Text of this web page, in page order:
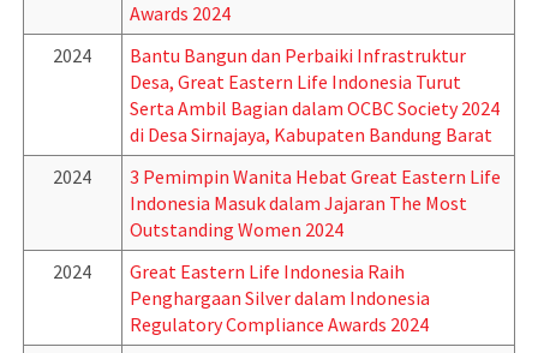
Awards 2024
2024
Bantu Bangun dan Perbaiki Infrastruktur
Desa, Great Eastern Life Indonesia Turut
Serta Ambil Bagian dalam OCBC Society 2024
di Desa Sirnajaya, Kabupaten Bandung Barat
2024
3 Pemimpin Wanita Hebat Great Eastern Life
Indonesia Masuk dalam Jajaran The Most
Outstanding Women 2024
2024
Great Eastern Life Indonesia Raih
Penghargaan Silver dalam Indonesia
Regulatory Compliance Awards 2024